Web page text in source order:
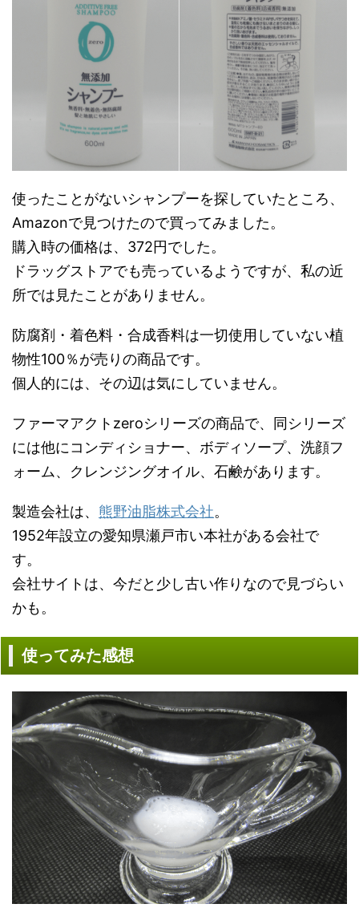
使ったことがないシャンプーを探していたところ、
Amazonで見つけたので買ってみました。
購入時の価格は、372円でした。
ドラッグストアでも売っているようですが、私の近
所では見たことがありません。
防腐剤・着色料・合成香料は一切使用していない植
物性100％が売りの商品です。
個人的には、その辺は気にしていません。
ファーマアクトzeroシリーズの商品で、同シリーズ
には他にコンディショナー、ボディソープ、洗顔フ
ォーム、クレンジングオイル、石鹸があります。
製造会社は、 熊野油脂株式会社。
1952年設立の愛知県瀬戸市い本社がある会社で
す。
会社サイトは、今だと少し古い作りなので見づらい
かも。
使ってみた感想